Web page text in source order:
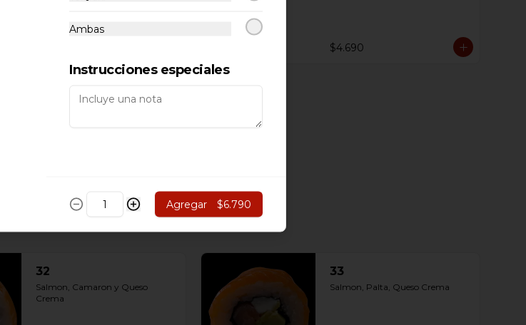
$4.690
Crema, Palta y Cebollín.
32
Salmon, Camaron y Queso
Crema
33
Salmon, Palta, Queso Crema
Ambas
Instrucciones especiales
Agregar $6.790